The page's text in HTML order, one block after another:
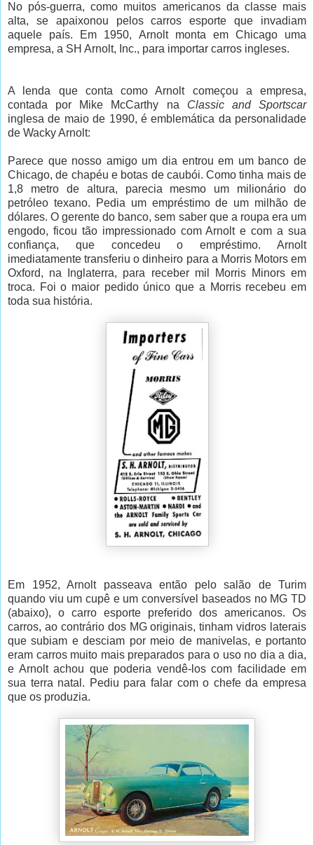
No pós-guerra, como muitos americanos da classe mais
alta, se apaixonou pelos carros esporte que invadiam
aquele país. Em 1950, Arnolt monta em Chicago uma
empresa, a SH Arnolt, Inc., para importar carros ingleses.
A lenda que conta como Arnolt começou a empresa,
contada por Mike McCarthy na Classic and Sportscar
inglesa de maio de 1990, é emblemática da personalidade
de Wacky Arnolt:
Parece que nosso amigo um dia entrou em um banco de
Chicago, de chapéu e botas de caubói. Como tinha mais de
1,8 metro de altura, parecia mesmo um milionário do
petróleo texano. Pedia um empréstimo de um milhão de
dólares. O gerente do banco, sem saber que a roupa era um
engodo, ficou tão impressionado com Arnolt e com a sua
confiança, que concedeu o empréstimo. Arnolt
imediatamente transferiu o dinheiro para a Morris Motors em
Oxford, na Inglaterra, para receber mil Morris Minors em
troca. Foi o maior pedido único que a Morris recebeu em
toda sua história.
Em 1952, Arnolt passeava então pelo salão de Turim
quando viu um cupê e um conversível baseados no MG TD
(abaixo), o carro esporte preferido dos americanos. Os
carros, ao contrário dos MG originais, tinham vidros laterais
que subiam e desciam por meio de manivelas, e portanto
eram carros muito mais preparados para o uso no dia a dia,
e Arnolt achou que poderia vendê-los com facilidade em
sua terra natal. Pediu para falar com o chefe da empresa
que os produzia.